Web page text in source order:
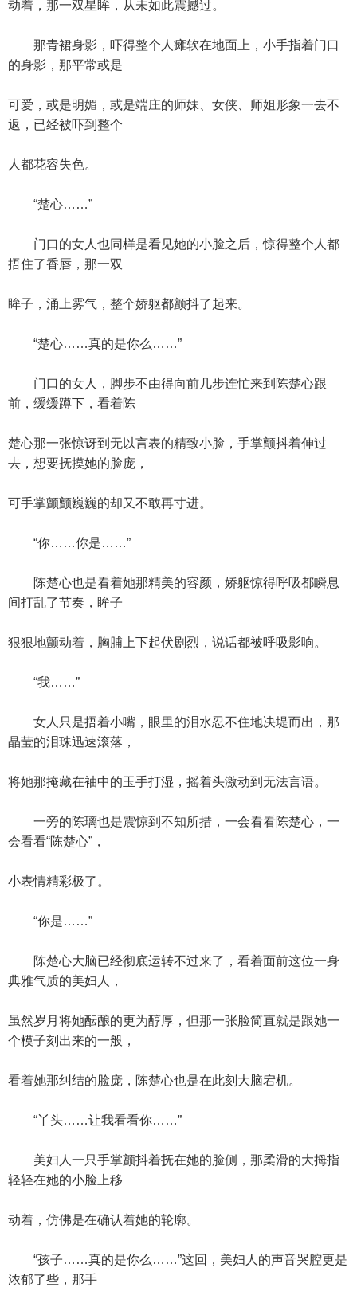
动着，那一双星眸，从未如此震撼过。
那青裙身影，吓得整个人瘫软在地面上，小手指着门口
的身影，那平常或是
可爱，或是明媚，或是端庄的师妹、女侠、师姐形象一去不
返，已经被吓到整个
人都花容失色。
“楚心……”
门口的女人也同样是看见她的小脸之后，惊得整个人都
捂住了香唇，那一双
眸子，涌上雾气，整个娇躯都颤抖了起来。
“楚心……真的是你么……”
门口的女人，脚步不由得向前几步连忙来到陈楚心跟
前，缓缓蹲下，看着陈
楚心那一张惊讶到无以言表的精致小脸，手掌颤抖着伸过
去，想要抚摸她的脸庞，
可手掌颤颤巍巍的却又不敢再寸进。
“你……你是……”
陈楚心也是看着她那精美的容颜，娇躯惊得呼吸都瞬息
间打乱了节奏，眸子
狠狠地颤动着，胸脯上下起伏剧烈，说话都被呼吸影响。
“我……”
女人只是捂着小嘴，眼里的泪水忍不住地决堤而出，那
晶莹的泪珠迅速滚落，
将她那掩藏在袖中的玉手打湿，摇着头激动到无法言语。
一旁的陈璃也是震惊到不知所措，一会看看陈楚心，一
会看看“陈楚心”，
小表情精彩极了。
“你是……”
陈楚心大脑已经彻底运转不过来了，看着面前这位一身
典雅气质的美妇人，
虽然岁月将她酝酿的更为醇厚，但那一张脸简直就是跟她一
个模子刻出来的一般，
看着她那纠结的脸庞，陈楚心也是在此刻大脑宕机。
“丫头……让我看看你……”
美妇人一只手掌颤抖着抚在她的脸侧，那柔滑的大拇指
轻轻在她的小脸上移
动着，仿佛是在确认着她的轮廓。
“孩子……真的是你么……”这回，美妇人的声音哭腔更是
浓郁了些，那手